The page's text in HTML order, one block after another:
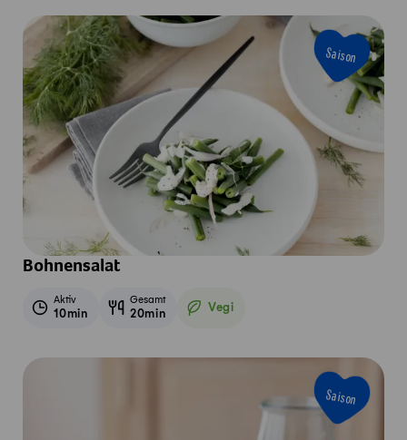
Saison
Bohnensalat
Aktiv
10min
Gesamt
20min Vegi
Vegetarisch
Saison